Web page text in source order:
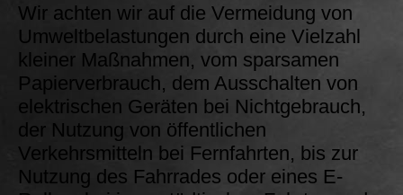
Wir achten wir auf die Vermeidung von
Umweltbelastungen durch eine Vielzahl
kleiner Maßnahmen, vom sparsamen
Papierverbrauch, dem Ausschalten von
elektrischen Geräten bei Nichtgebrauch,
der Nutzung von öffentlichen
Verkehrsmitteln bei Fernfahrten, bis zur
Nutzung des Fahrrades oder eines E-